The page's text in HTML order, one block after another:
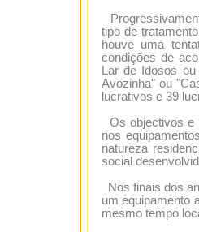
tipo de
houve uma
condições de
Lar de Idosos
Avozinha" ou
lucrativos e 39
Os objectivos e
nos
natureza
social
Nos finais dos
um equipamento
mesmo tempo